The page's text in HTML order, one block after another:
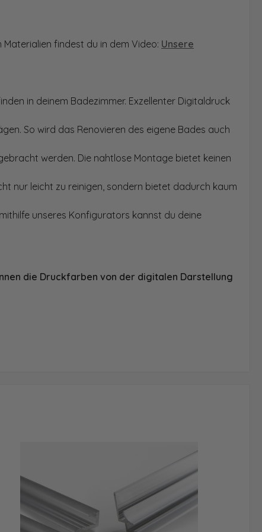
findest du in dem Video: Unsere
in deinem Badezimmer. Exzellenter Digitaldruck
So wird das Renovieren des eigene Bades auch
werden. Die nahtlose Montage bietet keinen
nur leicht zu reinigen, sondern bietet dadurch kaum
unseres Konfigurators kannst du deine
die Druckfarben von der digitalen Darstellung